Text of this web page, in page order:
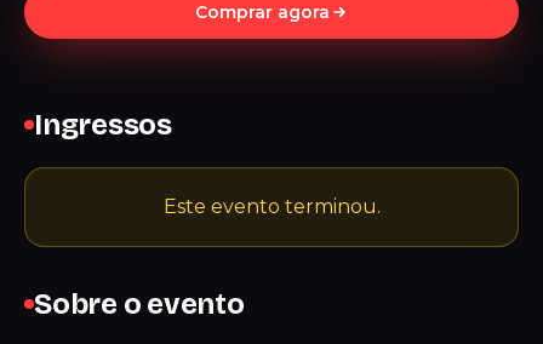
Comprar agora
Sobre o evento
Ingressos
Este evento terminou.